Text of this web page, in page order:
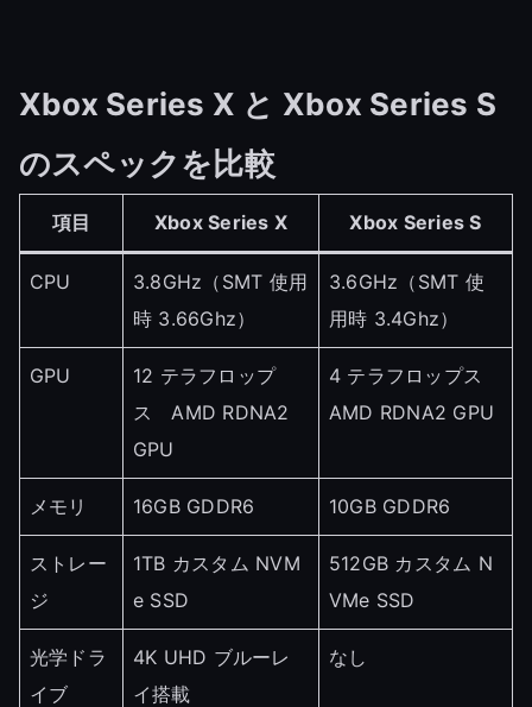
Xbox Series X と Xbox Series S
のスペックを比較
項目 Xbox Series X Xbox Series S
CPU
3.8GHz（SMT 使用
時 3.66Ghz）
3.6GHz（SMT 使
用時 3.4Ghz）
GPU
12 テラフロップ
ス AMD RDNA2
GPU
4 テラフロップス
AMD RDNA2 GPU
メモリ 16GB GDDR6 10GB GDDR6
ストレー
ジ
1TB カスタム NVM
e SSD
512GB カスタム N
VMe SSD
光学ドラ
イブ
4K UHD ブルーレ
イ搭載
なし